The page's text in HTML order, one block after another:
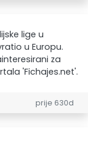
lige u
u Europu.
za
'Fichajes.net'.
prije 630d